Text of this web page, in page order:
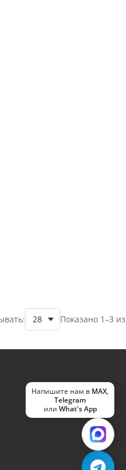
Напишите нам в MAX,
Telegram
или What's App
Показано 1–3